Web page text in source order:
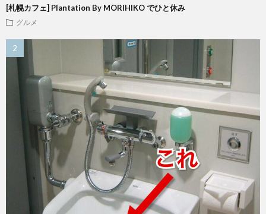
[札幌カフェ] Plantation By MORIHIKO でひと休み
グルメ